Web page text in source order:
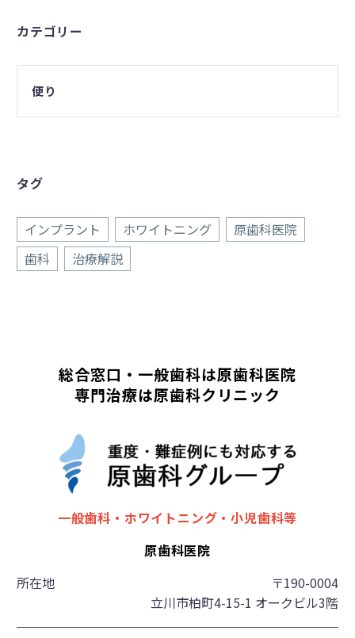
カテゴリー
便り
タグ
インプラント ホワイトニング
原歯科医院
歯科
治療解説
総合窓口・一般歯科は原歯科医院
専門治療は原歯科クリニック
一般歯科・ホワイトニング・小児歯科等
原歯科医院
所在地
〒190-0004
立川市柏町4-15-1 オークビル3階